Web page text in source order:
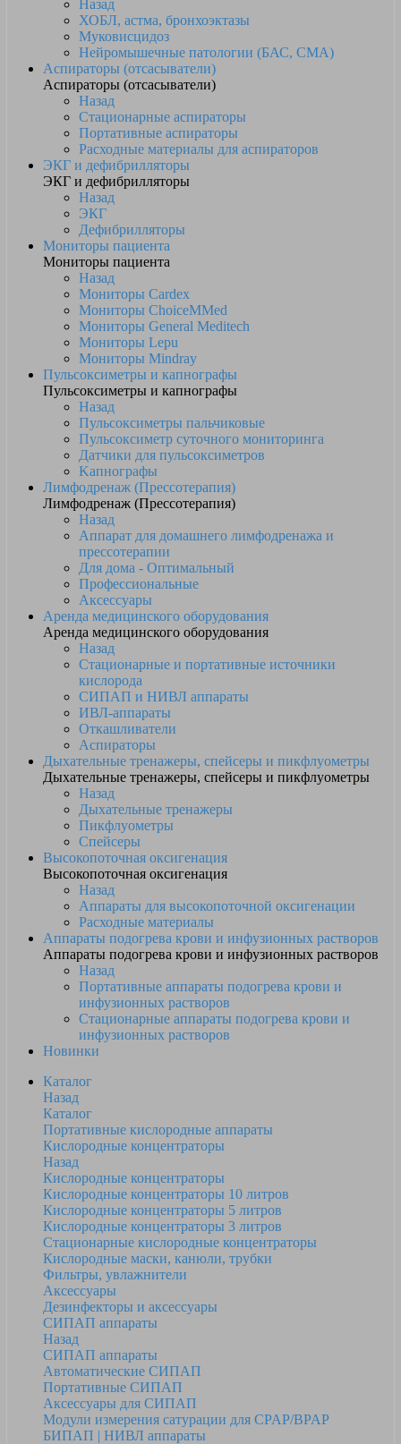
Назад
ХОБЛ, астма, бронхоэктазы
Муковисцидоз
Нейромышечные патологии (БАС, СМА)
Аспираторы (отсасыватели)
Аспираторы (отсасыватели)
Назад
Стационарные аспираторы
Портативные аспираторы
Расходные материалы для аспираторов
ЭКГ и дефибрилляторы
ЭКГ и дефибрилляторы
Назад
ЭКГ
Дефибрилляторы
Мониторы пациента
Мониторы пациента
Назад
Мониторы Cardex
Мониторы ChoiceMMed
Мониторы General Meditech
Мониторы Lepu
Мониторы Mindray
Пульсоксиметры и капнографы
Пульсоксиметры и капнографы
Назад
Пульсоксиметры пальчиковые
Пульсоксиметр суточного мониторинга
Датчики для пульсоксиметров
Kапнографы
Лимфодренаж (Прессотерапия)
Лимфодренаж (Прессотерапия)
Назад
Аппарат для домашнего лимфодренажа и
прессотерапии
Для дома - Оптимальный
Профессиональные
Аксессуары
Аренда медицинского оборудования
Аренда медицинского оборудования
Назад
Стационарные и портативные источники
кислорода
СИПАП и НИВЛ аппараты
ИВЛ-аппараты
Откашливатели
Аспираторы
Дыхательные тренажеры, спейсеры и пикфлуометры
Дыхательные тренажеры, спейсеры и пикфлуометры
Назад
Дыхательные тренажеры
Пикфлуометры
Спейсеры
Высокопоточная оксигенация
Высокопоточная оксигенация
Назад
Аппараты для высокопоточной оксигенации
Расходные материалы
Аппараты подогрева крови и инфузионных растворов
Аппараты подогрева крови и инфузионных растворов
Назад
Портативные аппараты подогрева крови и
инфузионных растворов
Стационарные аппараты подогрева крови и
инфузионных растворов
Новинки
Каталог
Назад
Каталог
Портативные кислородные аппараты
Кислородные концентраторы
Назад
Кислородные концентраторы
Кислородные концентраторы 10 литров
Кислородные концентраторы 5 литров
Кислородные концентраторы 3 литров
Стационарные кислородные концентраторы
Кислородные маски, канюли, трубки
Фильтры, увлажнители
Аксессуары
Дезинфекторы и аксессуары
СИПАП аппараты
Назад
СИПАП аппараты
Автоматические СИПАП
Портативные СИПАП
Аксессуары для СИПАП
Модули измерения сатурации для CPAP/BPAP
БИПАП | НИВЛ аппараты